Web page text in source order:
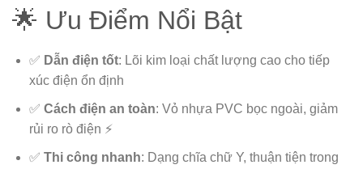
🌟 Ưu Điểm Nổi Bật
✅ Dẫn điện tốt: Lõi kim loại chất lượng cao cho tiếp
xúc điện ổn định
✅ Cách điện an toàn: Vỏ nhựa PVC bọc ngoài, giảm
rủi ro rò điện ⚡
✅ Thi công nhanh: Dạng chĩa chữ Y, thuận tiện trong